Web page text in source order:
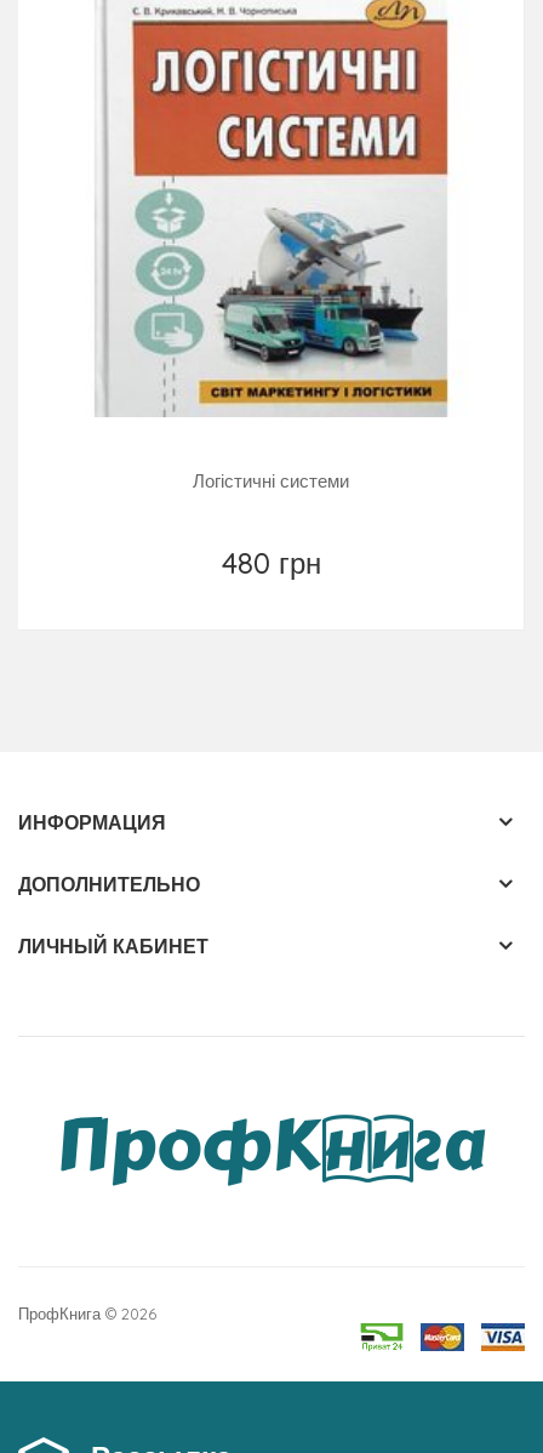
Логістичні системи
480 грн
ИНФОРМАЦИЯ
ДОПОЛНИТЕЛЬНО
ЛИЧНЫЙ КАБИНЕТ
ПрофКнига © 2026